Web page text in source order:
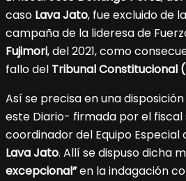
caso Lava Jato, fue excluido de
campaña de la lideresa de
Fujimori, del 2021, como
fallo del Tribunal Constitucional
Así se precisa en una
este Diario- firmada por el fiscal
coordinador del Equipo Especial
Lava Jato. Allí se dispuso dicha
excepcional”en la indagación